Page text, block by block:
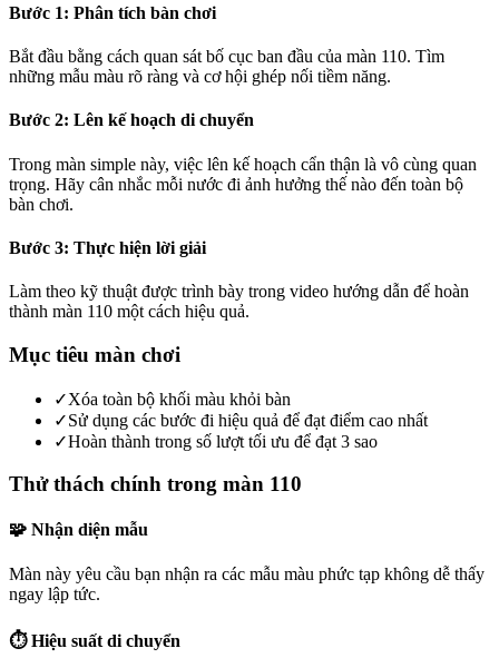
Bước 1: Phân tích bàn chơi
Bắt đầu bằng cách quan sát bố cục ban đầu của màn 110. Tìm
những mẫu màu rõ ràng và cơ hội ghép nối tiềm năng.
Bước 2: Lên kế hoạch di chuyển
Trong màn simple này, việc lên kế hoạch cẩn thận là vô cùng quan
trọng. Hãy cân nhắc mỗi nước đi ảnh hưởng thế nào đến toàn bộ
bàn chơi.
Bước 3: Thực hiện lời giải
Làm theo kỹ thuật được trình bày trong video hướng dẫn để hoàn
thành màn 110 một cách hiệu quả.
Mục tiêu màn chơi
✓Xóa toàn bộ khối màu khỏi bàn
✓Sử dụng các bước đi hiệu quả để đạt điểm cao nhất
✓Hoàn thành trong số lượt tối ưu để đạt 3 sao
Thử thách chính trong màn 110
🧩 Nhận diện mẫu
Màn này yêu cầu bạn nhận ra các mẫu màu phức tạp không dễ thấy
ngay lập tức.
⏱️ Hiệu suất di chuyển